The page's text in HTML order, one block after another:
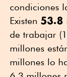
condiciones
Existen 53.8
de trabajar
millones
millones lo